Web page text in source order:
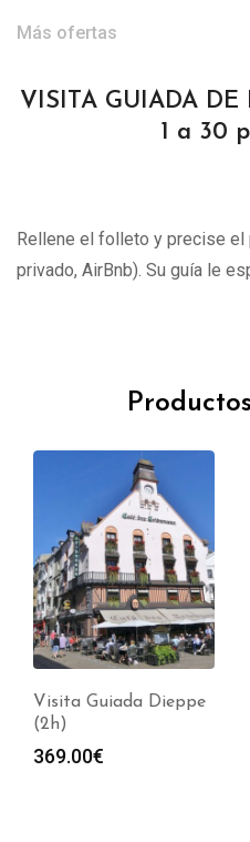
Más ofertas
VISITA GUIADA DE
1 a 30
Rellene el folleto y precise
privado, AirBnb). Su guía le
Visita Guiada Dieppe
(2h)
369.00€